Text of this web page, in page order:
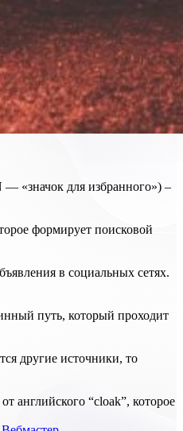
«значок для избранного») –
формирует поисковой
в социальных сетях.
путь, который проходит
другие источники, то
английского “cloak”, которое